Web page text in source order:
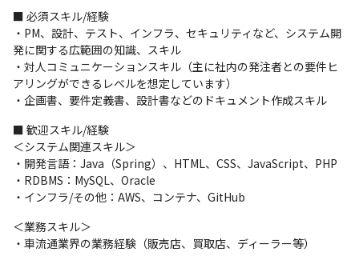
簡単に「売る」「探す」「買う」仕組みを構築すること
■ この仕事の面白み、魅力
・成長を続けるプライム上場企業であるため、チャレンジ精神を
持ちつつも、安心してじっくりと仕事に取り組める環境がありま
す
・自動車流通部門は30年以上実績があり、展開しているBtoB向け
の中古車インターネットオークションサービスは国内最大級です
・自社サービスの企画から開発まで一環して取り組むことができ
ます
■ 必須スキル/経験
・PM、設計、テスト、インフラ、セキュリティなど、システム開
発に関する広範囲の知識、スキル
・対人コミュニケーションスキル（主に社内の発注者との要件ヒ
アリングができるレベルを想定しています）
・企画書、要件定義書、設計書などのドキュメント作成スキル
■ 歓迎スキル/経験
＜システム関連スキル＞
・開発言語：Java（Spring）、HTML、CSS、JavaScript、PHP
・RDBMS：MySQL、Oracle
・インフラ/その他：AWS、コンテナ、GitHub
＜業務スキル＞
・車流通業界の業務経験（販売店、買取店、ディーラー等）